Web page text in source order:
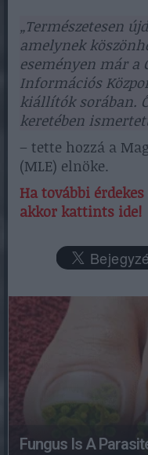
„Természetesen
amelynek
eseményen már a
Információs
kiállítók sorában.
keretében
– tette hozzá a
(MLE) elnöke.
Ha további
akkor kattints ide!
Fungus Is A